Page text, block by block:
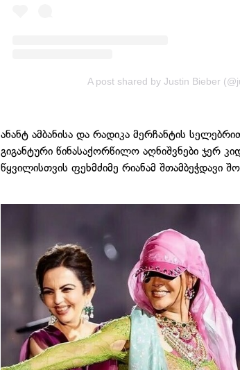
A post shared by Justin Bieber
ანანტ ამბანისა და რადიკა მერჩანტის
გიგანტური წინასაქორწილო აღნიშვნები ჯერ
წყვილისთვის ფეხმძიმე რიანამ შთამბეჭდავი